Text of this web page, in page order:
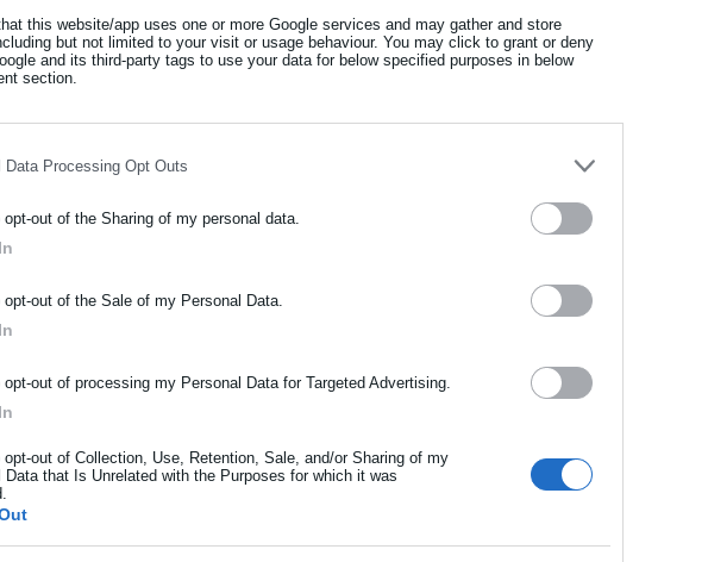
this website/app uses one or more Google services and may gather and store
but not limited to your visit or usage behaviour. You may click to grant or deny
and its third-party tags to use your data for below specified purposes in below
section.
Data Processing Opt Outs
opt-out of the Sharing of my personal data.
opt-out of the Sale of my Personal Data.
opt-out of processing my Personal Data for Targeted Advertising.
opt-out of Collection, Use, Retention, Sale, and/or Sharing of my
Data that Is Unrelated with the Purposes for which it was
NEWSLETTER
πρώτοι για ειδήσεις και θέματα από το χώρο της Αυτοδιοίκησης,
από την Ελλάδα και όλο τον κόσμο!
όνομα
επώνυμο